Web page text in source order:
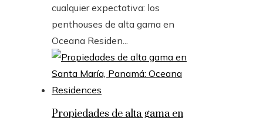
cualquier expectativa: los
penthouses de alta gama en
Oceana Residen...
Propiedades de alta gama en